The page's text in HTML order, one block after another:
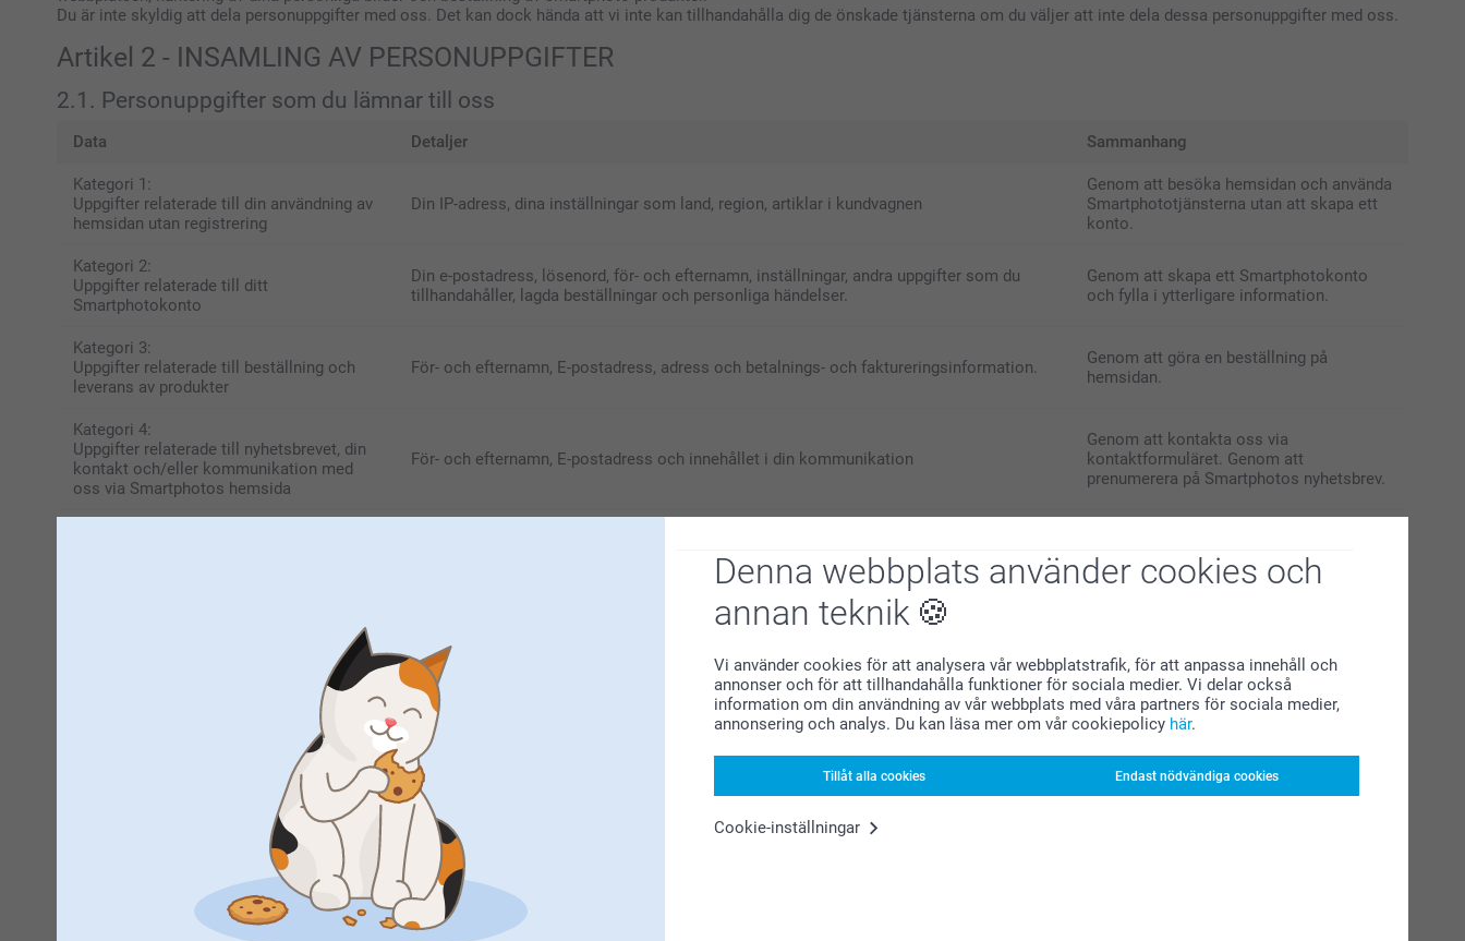
Denna webbplats använder cookies och
annan teknik
Vi använder cookies för att analysera vår webbplatstrafik, för att anpassa innehåll och
annonser och för att tillhandahålla funktioner för sociala medier. Vi delar också
information om din användning av vår webbplats med våra partners för sociala medier,
annonsering och analys. Du kan läsa mer om vår cookiepolicy här.
Tillåt alla cookies Endast nödvändiga cookies
Cookie-inställningar
Du är inte skyldig att dela personuppgifter med oss. Det kan dock hända att vi inte kan tillhandahålla dig de önskade tjänsterna om du väljer att inte dela dessa personuppgifter med oss.
Artikel 2 - INSAMLING AV PERSONUPPGIFTER
2.1. Personuppgifter som du lämnar till oss
Data Detaljer Sammanhang
Kategori 1:
Uppgifter relaterade till din användning av
hemsidan utan registrering
Din IP-adress, dina inställningar som land, region, artiklar i kundvagnen
Genom att besöka hemsidan och använda
Smartphototjänsterna utan att skapa ett
konto.
Kategori 2:
Uppgifter relaterade till ditt
Smartphotokonto
Din e-postadress, lösenord, för- och efternamn, inställningar, andra uppgifter som du
tillhandahåller, lagda beställningar och personliga händelser.
Genom att skapa ett Smartphotokonto
och fylla i ytterligare information.
Kategori 3:
Uppgifter relaterade till beställning och
leverans av produkter
För- och efternamn, E-postadress, adress och betalnings- och faktureringsinformation.
Genom att göra en beställning på
hemsidan.
Kategori 4:
Uppgifter relaterade till nyhetsbrevet, din
kontakt och/eller kommunikation med
oss via Smartphotos hemsida
För- och efternamn, E-postadress och innehållet i din kommunikation
Genom att kontakta oss via
kontaktformuläret. Genom att
prenumerera på Smartphotos nyhetsbrev.
texter i ditt smartphoto-konto.
Uppgifter som samlas in från cookies på
Inställningar för cookies
för användning av cookies på
Smartphotos hemsida.
Artikel 3 – SYFTE MED HANTERINGEN
Smartphoto samlar i första hand in och behandlar dina uppgifter för att kunna erbjuda dig Smartphotos hemsida med tillhörande tjänster.
Dessutom använder vi endast dina personuppgifter för följande ändamål: